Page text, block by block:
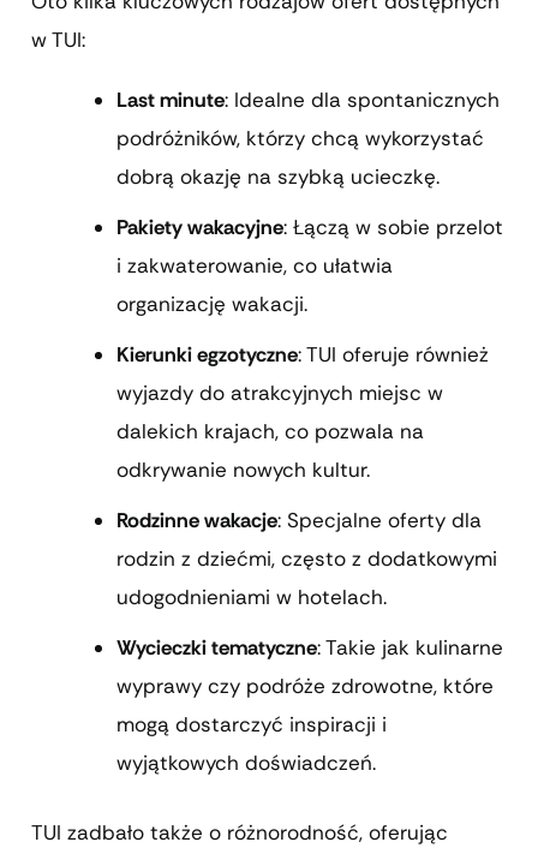
w TUI:
Last minute: Idealne dla spontanicznych
podróżników, którzy chcą wykorzystać
dobrą okazję na szybką ucieczkę.
Pakiety wakacyjne: Łączą w sobie przelot
i zakwaterowanie, co ułatwia
organizację wakacji.
Kierunki egzotyczne: TUI oferuje również
wyjazdy do atrakcyjnych miejsc w
dalekich krajach, co pozwala na
odkrywanie nowych kultur.
Rodzinne wakacje: Specjalne oferty dla
rodzin z dziećmi, często z dodatkowymi
udogodnieniami w hotelach.
Wycieczki tematyczne: Takie jak kulinarne
wyprawy czy podróże zdrowotne, które
mogą dostarczyć inspiracji i
wyjątkowych doświadczeń.
TUI zadbało także o różnorodność, oferując